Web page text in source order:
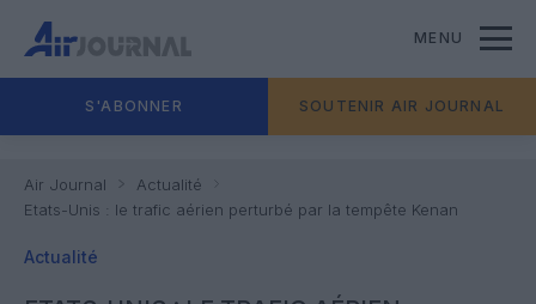
MENU
S'ABONNER SOUTENIR AIR JOURNAL
Air Journal
Actualité
Etats-Unis : le trafic aérien perturbé par la tempête Kenan
Actualité